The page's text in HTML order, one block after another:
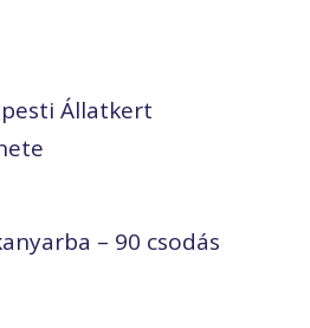
Állatkert
– 90 csodás